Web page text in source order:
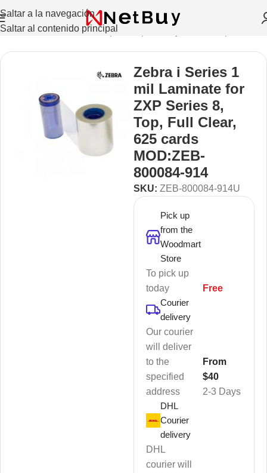
Saltar a la navegación
Saltar al contenido principal
de Credenciales/Citas para impresión y kits de limpieza
Zebra i Series 1
mil Laminate for
ZXP Series 8,
Top, Full Clear,
625 cards
MOD:ZEB-
800084-914
SKU: ZEB-800084-914U
Pick up
from the
Woodmart
Store
To pick up
today
Free
Courier
delivery
Our courier
will deliver
to the
specified
address
2-3 Days
From
$40
DHL
Courier
delivery
DHL
courier will